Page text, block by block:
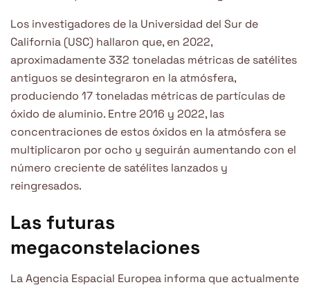
Los investigadores de la Universidad del Sur de
California (USC) hallaron que, en 2022,
aproximadamente 332 toneladas métricas de satélites
antiguos se desintegraron en la atmósfera,
produciendo 17 toneladas métricas de partículas de
óxido de aluminio. Entre 2016 y 2022, las
concentraciones de estos óxidos en la atmósfera se
multiplicaron por ocho y seguirán aumentando con el
número creciente de satélites lanzados y
reingresados.
Las futuras
megaconstelaciones
La Agencia Espacial Europea informa que actualmente